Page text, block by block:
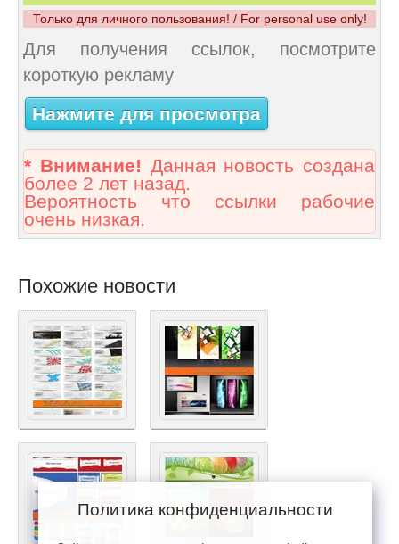
Только для личного пользования! / For personal use only!
Для получения ссылок, посмотрите
короткую рекламу
Нажмите для просмотра
* Внимание! Данная новость создана
более 2 лет назад.
Вероятность что ссылки рабочие
очень низкая.
Похожие новости
Политика конфиденциальности